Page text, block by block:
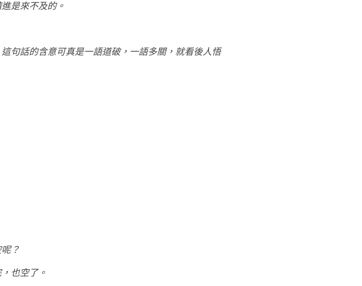
是來不及的。
句話的含意可真是一語道破，一語多關，就看後人悟
？
也空了。